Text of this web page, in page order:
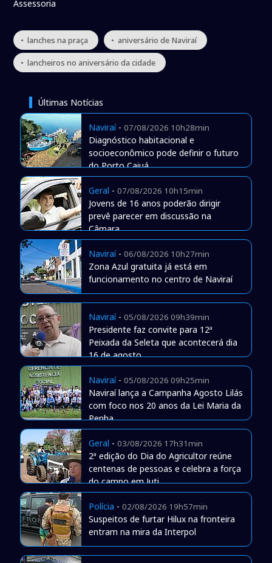
Assessoria
• lanches na praça • aniversário de Naviraí
• lancheiros no aniversário da cidade
Últimas Notícias
Naviraí- 07/08/2026 10h28min
Diagnóstico habitacional e
socioeconômico pode definir o futuro
do Porto Caiuá
Geral - 07/08/2026 10h15min
Jovens de 16 anos poderão dirigir
prevê parecer em discussão na
Câmara
Naviraí- 06/08/2026 10h27min
Zona Azul gratuita já está em
funcionamento no centro de Naviraí
Naviraí- 05/08/2026 09h39min
Presidente faz convite para 12ª
Peixada da Seleta que acontecerá dia
16 de agosto
Naviraí- 05/08/2026 09h25min
Naviraí lança a Campanha Agosto Lilás
com foco nos 20 anos da Lei Maria da
Penha
Geral - 03/08/2026 17h31min
2ª edição do Dia do Agricultor reúne
centenas de pessoas e celebra a força
do campo em Juti
Polícia - 02/08/2026 19h57min
Suspeitos de furtar Hilux na fronteira
entram na mira da Interpol